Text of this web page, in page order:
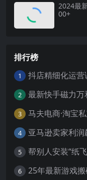
2024最
00+
排行榜
1 抖店精细化运
2
3 马夫电商·淘宝
4
5
6